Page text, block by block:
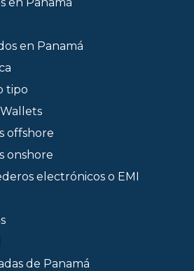
en Panamá
tipo
offshore
onshore
electrónicos o EMI
de Panamá